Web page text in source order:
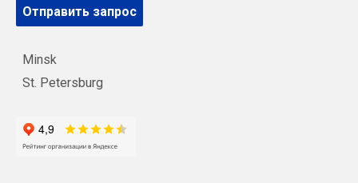
Отправить запрос
Minsk
St. Petersburg